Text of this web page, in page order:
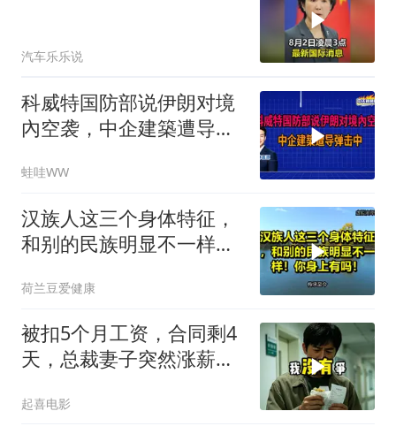
汽车乐乐说
科威特国防部说伊朗对境
內空袭，中企建築遭导弹
延廷｜辣晚报20260806
蛙哇WW
汉族人这三个身体特征，
和别的民族明显不一样！
荷兰豆爱健康
被扣5个月工资，合同剩4
天，总裁妻子突然涨薪续
起喜电影